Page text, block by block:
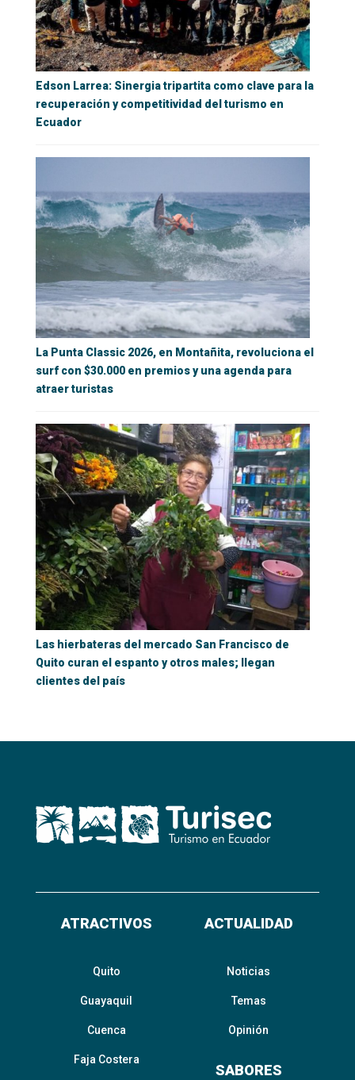
Edson Larrea: Sinergia tripartita como clave para la
recuperación y competitividad del turismo en
Ecuador
La Punta Classic 2026, en Montañita, revoluciona el
surf con $30.000 en premios y una agenda para
atraer turistas
Las hierbateras del mercado San Francisco de
Quito curan el espanto y otros males; llegan
clientes del país
ATRACTIVOS
Quito
Guayaquil
Cuenca
Faja Costera
ACTUALIDAD
Noticias
Temas
Opinión
SABORES